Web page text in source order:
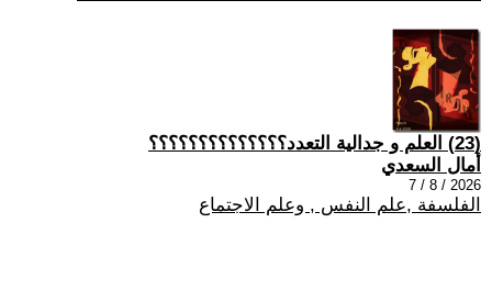
(23) العلم و جدالية التعدد؟؟؟؟؟؟؟؟؟؟؟؟؟؟
أمال السعدي
2026 / 8 / 7
الفلسفة ,علم النفس , وعلم الاجتماع